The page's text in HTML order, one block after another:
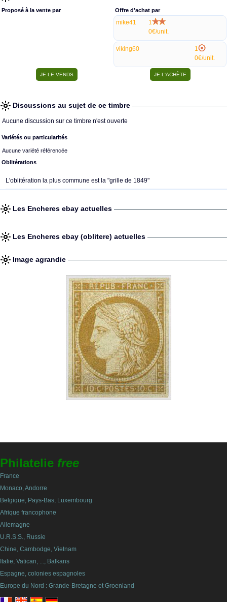
Proposé à la vente par Offre d'achat par
mike41
1
0€/unit.
viking60
1
0€/unit.
Discussions au sujet de ce timbre
Aucune discussion sur ce timbre n'est ouverte
Variétés ou particularités
Aucune variété référencée
Oblitérations
L'oblitération la plus commune est la "grille de 1849"
Les Encheres ebay actuelles
Les Encheres ebay (oblitere) actuelles
Image agrandie
Philatelie free
France
Monaco, Andorre
Belgique, Pays-Bas, Luxembourg
Afrique francophone
Allemagne
U.R.S.S., Russie
Chine, Cambodge, Vietnam
Italie, Vatican, ..., Balkans
Espagne, colonies espagnoles
Europe du Nord : Grande-Bretagne et Groenland